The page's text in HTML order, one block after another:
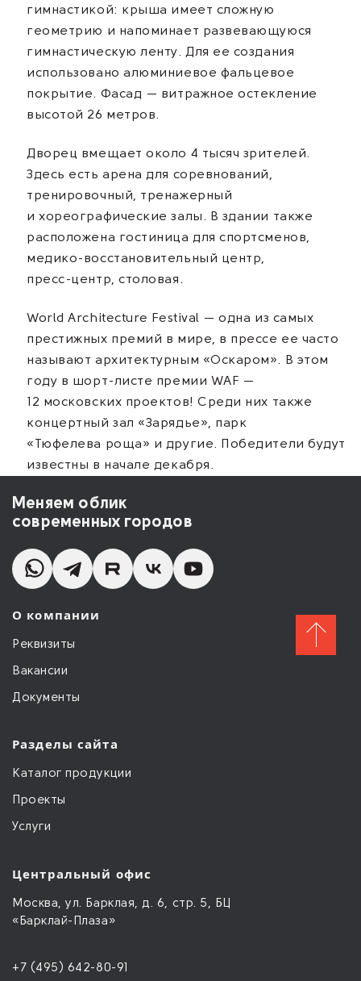
гимнастикой: крыша имеет сложную
геометрию и напоминает развевающуюся
гимнастическую ленту. Для ее создания
использовано алюминиевое фальцевое
покрытие. Фасад — витражное остекление
высотой 26 метров.
Дворец вмещает около 4 тысяч зрителей.
Здесь есть арена для соревнований,
тренировочный, тренажерный
и хореографические залы. В здании также
расположена гостиница для спортсменов,
медико-восстановительный центр,
пресс-центр, столовая.
World Architecture Festival — одна из самых
престижных премий в мире, в прессе ее часто
называют архитектурным «Оскаром». В этом
году в шорт-листе премии WAF —
12 московских проектов! Среди них также
концертный зал «Зарядье», парк
«Тюфелева роща» и другие. Победители будут
известны в начале декабря.
Меняем облик
современных городов
О компании
Реквизиты
Вакансии
Документы
Разделы сайта
Каталог продукции
Проекты
Услуги
Центральный офис
Москва, ул. Барклая, д. 6, стр. 5, БЦ
«Барклай-Плаза»
+7 (495) 642-80-91